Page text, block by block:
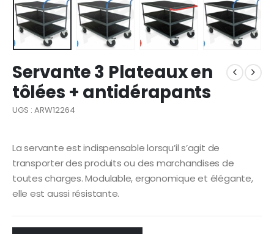
Servante 3 Plateaux en
tôlées + antidérapants
UGS : ARW12264
La servante est indispensable lorsqu’il s’agit de
transporter des produits ou des marchandises de
toutes charges. Modulable, ergonomique et élégante,
elle est aussi résistante.